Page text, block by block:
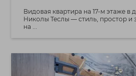
Видовая квартира на 17‑м этаже в
Николы Теслы — стиль, простор и
на ...